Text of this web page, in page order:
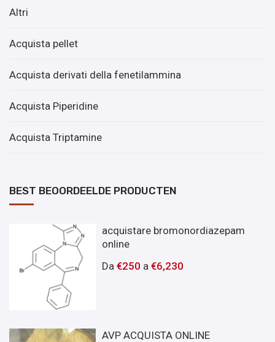
Altri
Acquista pellet
Acquista derivati ​​della fenetilammina
Acquista Piperidine
Acquista Triptamine
BEST BEOORDEELDE PRODUCTEN
acquistare bromonordiazepam
online
Da€250 a€6,230
AVP ACQUISTA ONLINE